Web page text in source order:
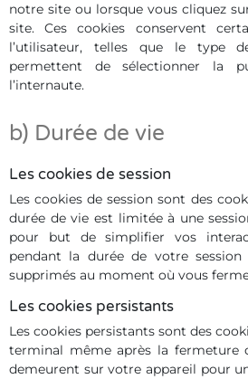
notre site ou lorsque vous cliquez
site. Ces cookies conservent
l’utilisateur, telles que le type
permettent de sélectionner la
l’internaute.
b) Durée de vie
Les cookies de session
Les cookies de session sont des
durée de vie est limitée à une
pour but de simplifier vos
pendant la durée de votre
supprimés au moment où vous
Les cookies persistants
Les cookies persistants sont des
terminal même après la fermeture
demeurent sur votre appareil pour